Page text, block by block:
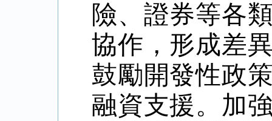
險、證券等各
協作，形成差
鼓勵開發性政
融資支援。加